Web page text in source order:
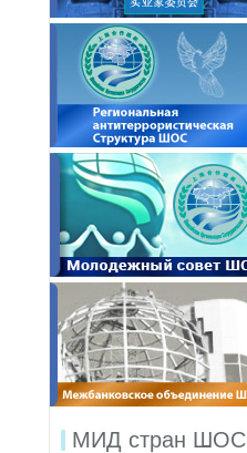
МИД стран ШОС